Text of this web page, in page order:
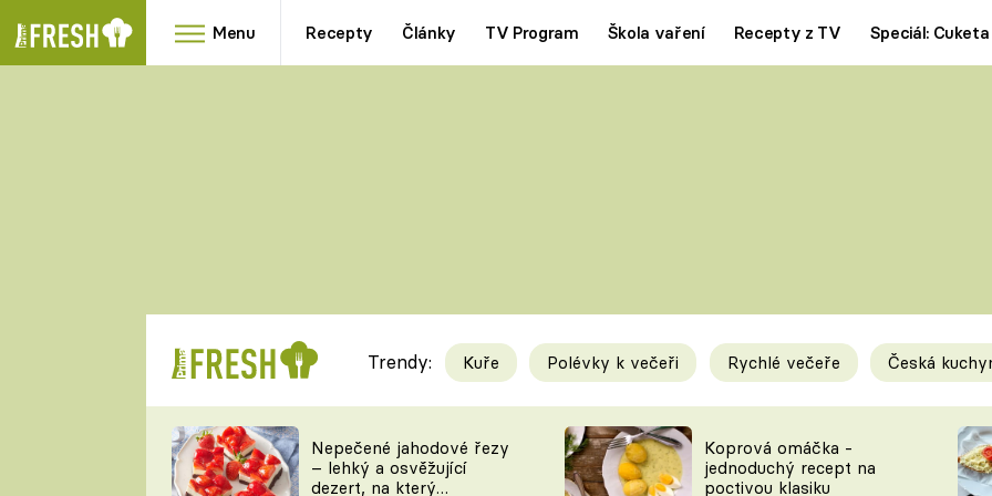
Menu Recepty Články TV Program Škola vaření Recepty z TV Speciál: Cuketa
RYCHLOVKY
Videorecepty
TEĎ VAŘÍ ŠÉF!
Tipy a triky
KAM ZA JÍDLEM
Trendy: Kuře Polévky k večeři Rychlé večeře Česká
Nepečené jahodové řezy
– lehký a osvěžující
dezert, na který
Koprová omáčka -
jednoduchý recept na
poctivou klasiku